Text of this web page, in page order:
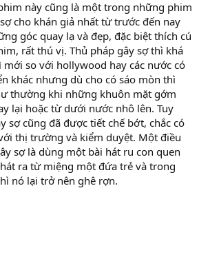
này cũng là một trong những phim
cho khán giả nhất từ trước đến nay
góc quay lạ và đẹp, đặc biệt thích cú
rất thú vị. Thủ pháp gây sợ thì khá
mới so với hollywood hay các nước có
khác nhưng dù cho có sáo mòn thì
thường khi những khuôn mặt gớm
lại hoặc từ dưới nước nhô lên. Tuy
sợ cũng đã được tiết chế bớt, chắc có
thị trường và kiểm duyệt. Một điều
sợ là dùng một bài hát ru con quen
ra từ miệng một đứa trẻ và trong
nó lại trở nên ghê rợn.